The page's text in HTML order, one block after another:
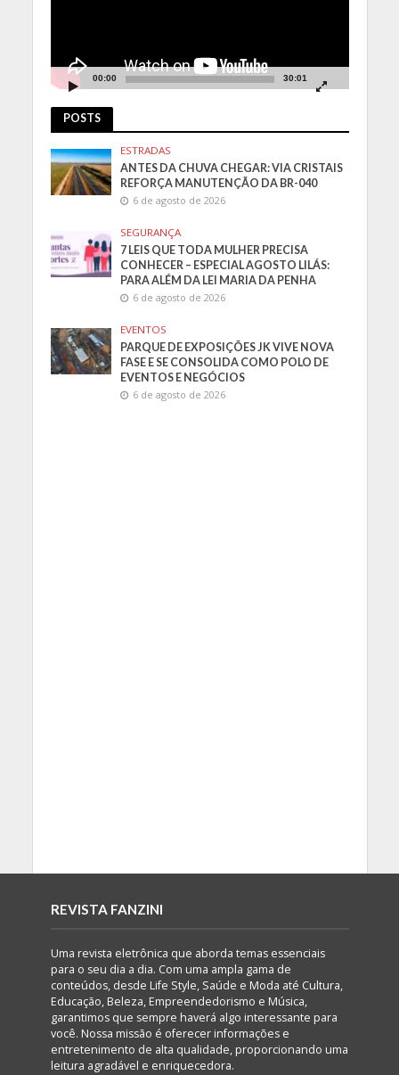
00:00 30:01
POSTS
ESTRADAS
ANTES DA CHUVA CHEGAR: VIA CRISTAIS
REFORÇA MANUTENÇÃO DA BR-040
6 de agosto de 2026
SEGURANÇA
7 LEIS QUE TODA MULHER PRECISA
CONHECER – ESPECIAL AGOSTO LILÁS:
PARA ALÉM DA LEI MARIA DA PENHA
6 de agosto de 2026
EVENTOS
PARQUE DE EXPOSIÇÕES JK VIVE NOVA
FASE E SE CONSOLIDA COMO POLO DE
EVENTOS E NEGÓCIOS
6 de agosto de 2026
REVISTA FANZINI
Uma revista eletrônica que aborda temas essenciais
para o seu dia a dia. Com uma ampla gama de
conteúdos, desde Life Style, Saúde e Moda até Cultura,
Educação, Beleza, Empreendedorismo e Música,
garantimos que sempre haverá algo interessante para
você. Nossa missão é oferecer informações e
entretenimento de alta qualidade, proporcionando uma
leitura agradável e enriquecedora.